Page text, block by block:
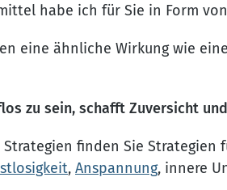
habe ich für Sie in Form von
eine ähnliche Wirkung wie
zu sein, schafft Zuversicht
finden Sie Strategien
, Anspannung, innere